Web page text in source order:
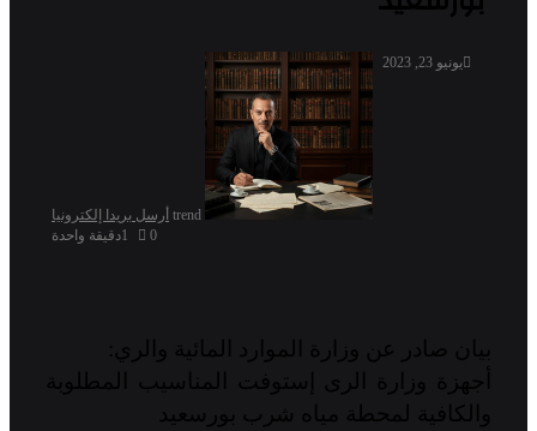
trend أرسل بريدا إلكترونيا
يونيو 23, 2023
0
1دقيقة واحدة
بيان صادر عن وزارة الموارد المائية والري:
أجهزة وزارة الرى إستوفت المناسيب المطلوبة
والكافية لمحطة مياه شرب بورسعيد